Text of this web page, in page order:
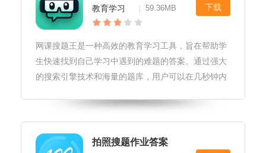
教育学习 59.36MB 下载
网课搜题王是一种高效的教育学习工具，旨在帮助学
生快速找到自己学习中遇到的难题的答案。通过强大
的搜索引擎技术和海量的题库，用户可以在几秒钟内
关知识点，帮助学生更好地理解和掌握知识。对于学
生和自学者来说，网课搜题王无疑
拍照搜题作业答案